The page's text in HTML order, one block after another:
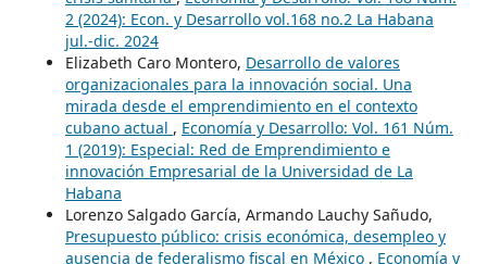
2 (2024): Econ. y Desarrollo vol.168 no.2 La Habana
jul.-dic. 2024
Elizabeth Caro Montero, Desarrollo de valores
organizacionales para la innovación social. Una
mirada desde el emprendimiento en el contexto
cubano actual , Economía y Desarrollo: Vol. 161 Núm.
1 (2019): Especial: Red de Emprendimiento e
innovación Empresarial de la Universidad de La
Habana
Lorenzo Salgado García, Armando Lauchy Sañudo,
Presupuesto público: crisis económica, desempleo y
ausencia de federalismo fiscal en México , Economía y